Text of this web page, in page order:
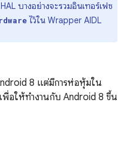
บางอย่างจะรวมอินเทอร์เฟซ
ไว้ใน Wrapper AIDL
8 แต่มีการห่อหุ้มใน
อให้ทำงานกับ Android 8 ขึ้น